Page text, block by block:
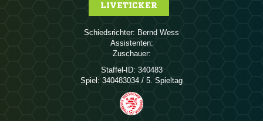
LIVETICKER
Schiedsrichter:  
Assistenten:
Zuschauer:
Staffel-ID: 340483
Spiel: 340483034 / 5. Spieltag